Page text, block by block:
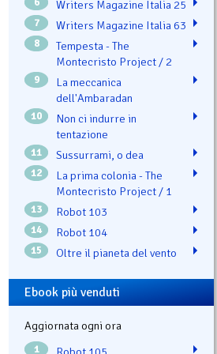
Writers Magazine Italia 25
7 Writers Magazine Italia 63
8
Tempesta - The
Montecristo Project / 2
9
La meccanica
dell'Ambaradan
10
Non ci indurre in
tentazione
11 Sussurrami, o dea
12
La prima colonia - The
Montecristo Project / 1
13 Robot 103
14 Robot 104
15 Oltre il pianeta del vento
Ebook più venduti
Aggiornata ogni ora
1